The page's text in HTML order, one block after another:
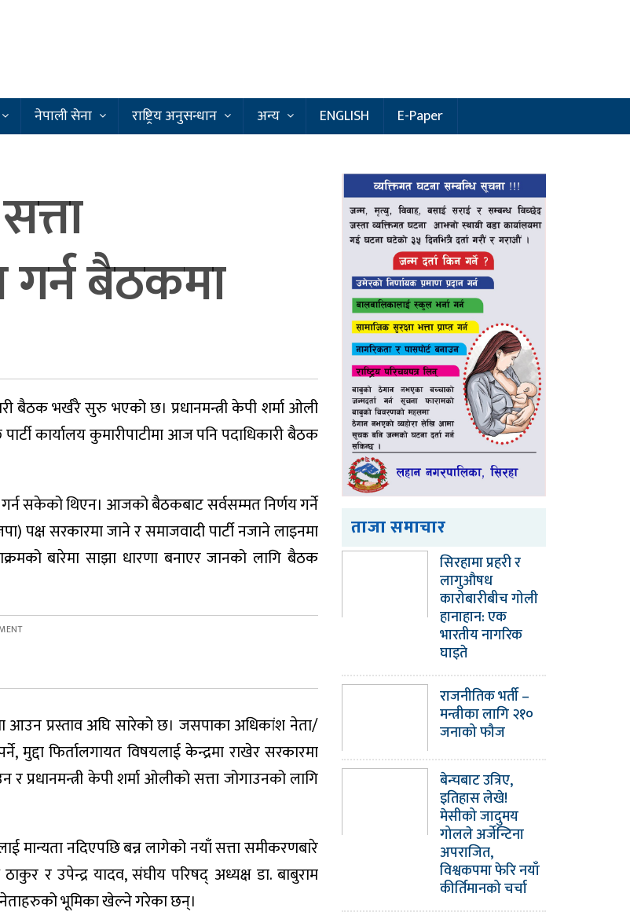
नेपाली सेना राष्ट्रिय अनुसन्धान अन्य ENGLISH E-Paper
बैठकमा
बैठक भर्खरै सुरु भएको छ। प्रधानमन्त्री केपी शर्मा ओली
कार्यालय कुमारीपाटीमा आज पनि पदाधिकारी बैठक
सकेको थिएन। आजको बैठकबाट सर्वसम्मत निर्णय गर्ने
पक्ष सरकारमा जाने र समाजवादी पार्टी नजाने लाइनमा
बारेमा साझा धारणा बनाएर जानको लागि बैठक
आउन प्रस्ताव अघि सारेको छ। जसपाका अधिकांश नेता/
मुद्दा फिर्तालगायत विषयलाई केन्द्रमा राखेर सरकारमा
प्रधानमन्त्री केपी शर्मा ओलीको सत्ता जोगाउनको लागि
मान्यता नदिएपछि बन्न लागेको नयाँ सत्ता समीकरणबारे
र उपेन्द्र यादव, संघीय परिषद् अध्यक्ष डा. बाबुराम
नेताहरुको भूमिका खेल्ने गरेका छन्।
ताजा समाचार
सिरहामा प्रहरी र
लागुऔषध
कारोबारीबीच गोली
हानाहान: एक
भारतीय नागरिक
घाइते
राजनीतिक भर्ती –
मन्त्रीका लागि २१०
जनाको फौज
बेन्चबाट उत्रिए,
इतिहास लेखे!
मेसीको जादुमय
गोलले अर्जेन्टिना
अपराजित,
विश्वकपमा फेरि नयाँ
कीर्तिमानको चर्चा